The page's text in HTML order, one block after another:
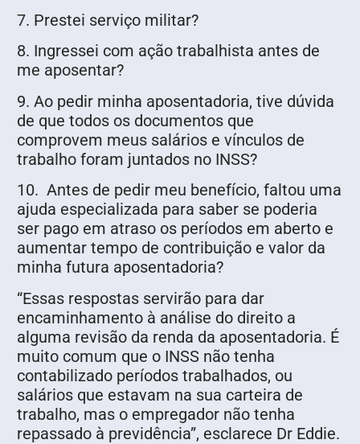
7. Prestei serviço militar?
8. Ingressei com ação trabalhista antes de
me aposentar?
9. Ao pedir minha aposentadoria, tive dúvida
de que todos os documentos que
comprovem meus salários e vínculos de
trabalho foram juntados no INSS?
10. Antes de pedir meu benefício, faltou uma
ajuda especializada para saber se poderia
ser pago em atraso os períodos em aberto e
aumentar tempo de contribuição e valor da
minha futura aposentadoria?
“Essas respostas servirão para dar
encaminhamento à análise do direito a
alguma revisão da renda da aposentadoria. É
muito comum que o INSS não tenha
contabilizado períodos trabalhados, ou
salários que estavam na sua carteira de
trabalho, mas o empregador não tenha
repassado à previdência”, esclarece Dr Eddie.